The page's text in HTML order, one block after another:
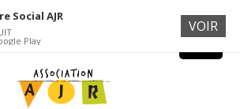
Social AJR
Play
VOIR